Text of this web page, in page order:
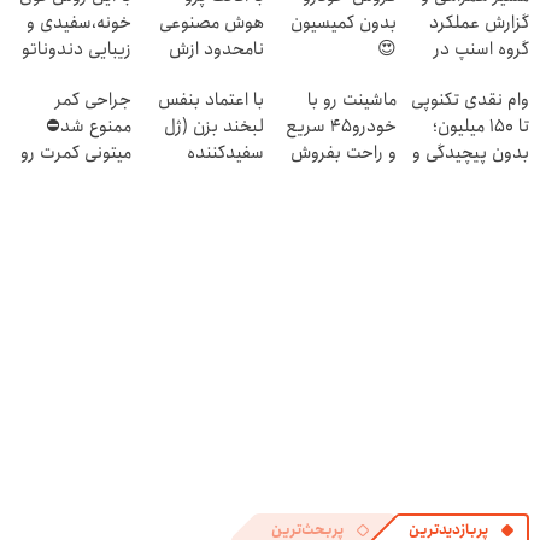
گزارش عملکرد
گروه اسنپ در
بدون کمیسیون
😍
هوش مصنوعی
نامحدود ازش
دریافت کد
تخفیف👇👇👇
خونه،سفیدی و
زیبایی دندوناتو
(40%off)
وام نقدی تکنوپی
تا ۱۵۰ میلیون؛
بدون پیچیدگی و
ماشینت رو با
خودرو45 سریع
و راحت بفروش
با اعتماد بنفس
لبخند بزن (ژل
سفیدکننده
جراحی کمر
ممنوع شد⛔
میتونی کمرت رو
پربازدیدترین پربحث‌ترین